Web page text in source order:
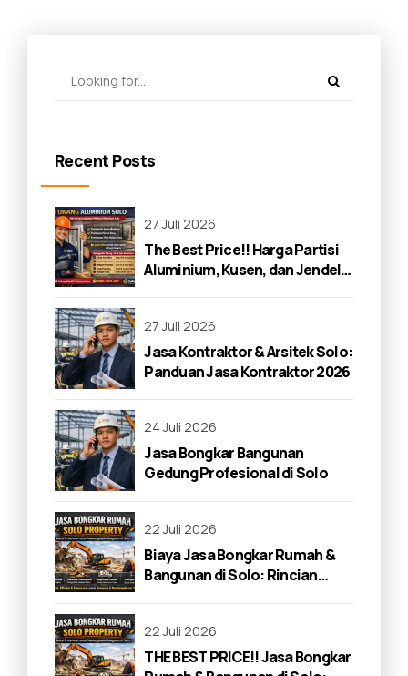
Recent Posts
27 Juli 2026
The Best Price!! Harga Partisi
Aluminium, Kusen, dan Jendela
27 Juli 2026
Jasa Kontraktor & Arsitek Solo:
Panduan Jasa Kontraktor 2026
24 Juli 2026
Jasa Bongkar Bangunan
Gedung Profesional di Solo
22 Juli 2026
Biaya Jasa Bongkar Rumah &
Bangunan di Solo: Rincian
22 Juli 2026
THE BEST PRICE!! Jasa Bongkar